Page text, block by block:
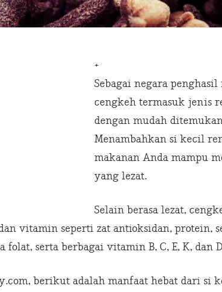
+
Sebagai negara
cengkeh termasuk jenis
dengan mudah
Menambahkan si kecil
makanan Anda mampu
yang lezat.
Selain berasa lezat,
vitamin seperti zat antioksidan, protein,
folat, serta berbagai vitamin B, C, E, K, dan
berikut adalah manfaat hebat dari si